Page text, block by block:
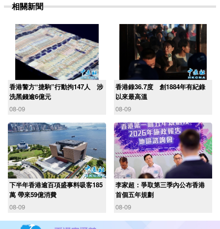
相關新聞
香港警方“捷駒”行動拘147人 涉
洗黑錢逾6億元
08-09
香港錄36.7度 創1884年有紀錄
以來最高溫
08-09
下半年香港逾百項盛事料吸客185
萬 帶來59億消費
08-09
李家超：爭取第三季內公布香港
首個五年規劃
08-09